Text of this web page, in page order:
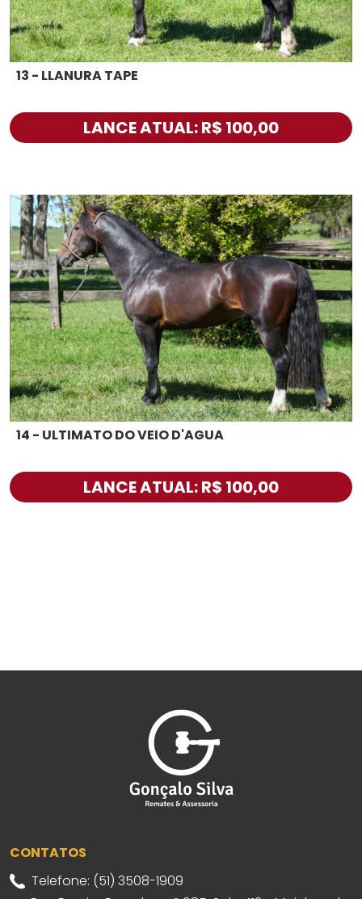
13 - LLANURA TAPE
LANCE ATUAL: R$ 100,00
14 - ULTIMATO DO VEIO D'AGUA
LANCE ATUAL: R$ 100,00
CONTATOS
Telefone: (51) 3508-1909